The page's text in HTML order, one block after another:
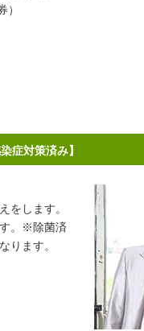
症対策済み】
をします。
。※除菌済
ります。